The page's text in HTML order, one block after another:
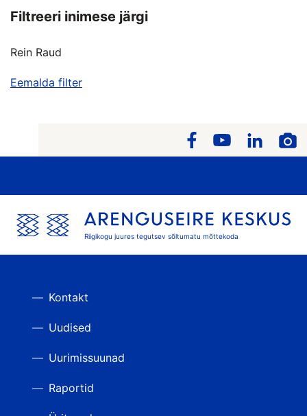
Filtreeri inimese järgi
Rein Raud
Eemalda filter
Riigikogu juures tegutsev sõltumatu mõttekoda
Kontakt
Uudised
Uurimissuunad
Raportid